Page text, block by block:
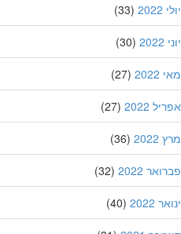
(33)
(30)
(27)
2022
(27)
(36)
2022
(32)
2022
(40)